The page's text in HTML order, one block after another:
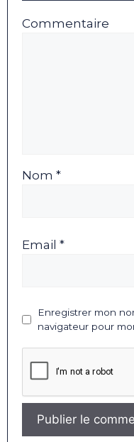
Commentaire
Nom *
Email *
Enregistrer mon
navigateur pour